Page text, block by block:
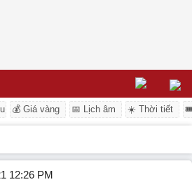
💰 Giá vàng 📅 Lịch âm ☀️ Thời tiết
12:26 PM